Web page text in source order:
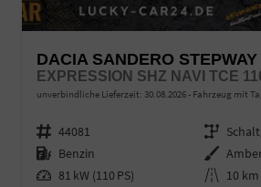
DACIA SANDERO STEPWAY
EXPRESSION SHZ NAVI TCE
unverbindliche Lieferzeit: 30.08.2026 Fahrzeug mit
Fahrzeugnr. 44081 Getriebe
Kraftstoff Benzin Außenfarbe
Leistung 81 kW (110 PS) Kilometerstand 10 km